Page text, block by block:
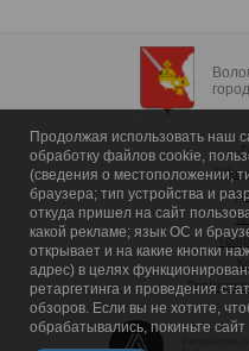
Продолжая использовать наш
обработку файлов cookie,
(сведения о местоположении;
браузера; тип устройства и
откуда пришел на сайт
какой рекламе; язык ОС и
открывает и на какие кнопки
адрес) в целях
ретаргетинга и проведения
обзоров. Если вы не хотите,
обрабатывались, покиньте сайт